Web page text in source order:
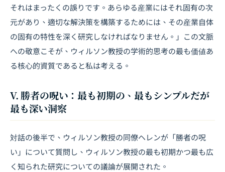
それはまったくの誤りです。あらゆる産業にはそれ固有の次
元があり、適切な解決策を構築するためには、その産業自体
の固有の特性を深く研究しなければなりません。」この文脈
への敬意こそが、ウィルソン教授の学術的思考の最も価値あ
る核心的資質であると私は考える。
V. 勝者の呪い：最も初期の、最もシンプルだが
最も深い洞察
対話の後半で、ウィルソン教授の同僚ヘレンが「勝者の呪
い」について質問し、ウィルソン教授の最も初期かつ最も広
く知られた研究についての議論が展開された。